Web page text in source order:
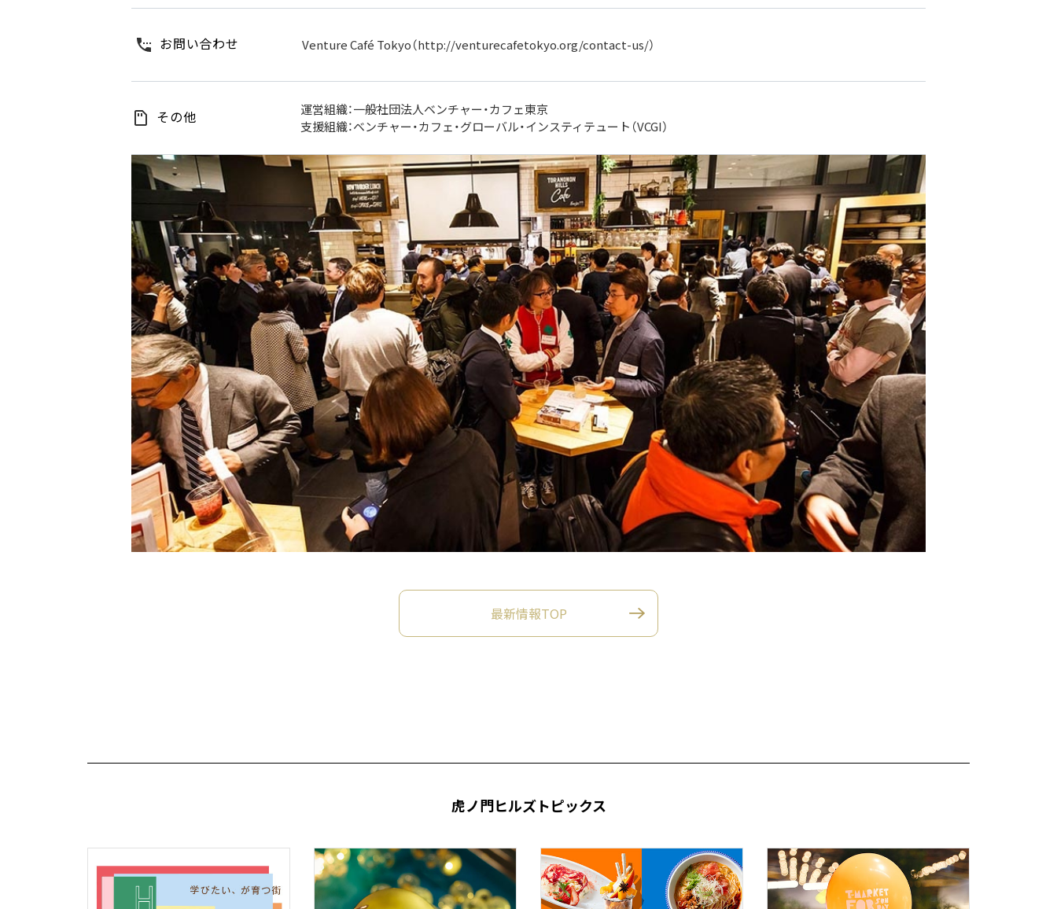
お問い合わせ Venture Café Tokyo（http://venturecafetokyo.org/contact-us/）
その他
運営組織：一般社団法人ベンチャー・カフェ東京
支援組織：ベンチャー・カフェ・グローバル・インスティテュート（VCGI）
最新情報TOP
虎ノ門ヒルズトピックス